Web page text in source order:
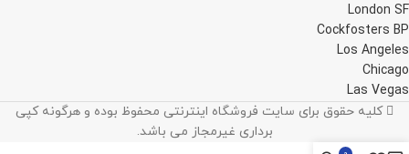
London SF
Cockfosters BP
Los Angeles
Chicago
Las Vegas
کلیه حقوق برای سایت فروشگاه اینترنتی محفوظ بوده و هرگونه کپی
برداری غیرمجاز می باشد.